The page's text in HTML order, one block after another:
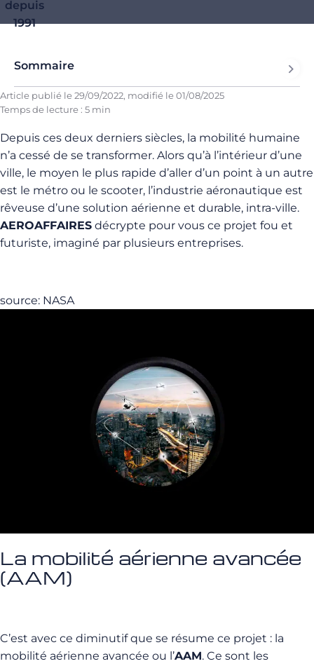
depuis
1991
Sommaire
Article publié le29/09/2022, modifié le01/08/2025
Temps de lecture : 5 min
Depuis ces deux derniers siècles, la mobilité humaine
n’a cessé de se transformer. Alors qu’à l’intérieur d’une
ville, le moyen le plus rapide d’aller d’un point à un autre
est le métro ou le scooter, l’industrie aéronautique est
rêveuse d’une solution aérienne et durable, intra-ville.
AEROAFFAIRES décrypte pour vous ce projet fou et
futuriste, imaginé par plusieurs entreprises.
source: NASA
La mobilité aérienne avancée
(AAM)
C’est avec ce diminutif que se résume ce projet : la
mobilité aérienne avancée ou l’AAM. Ce sont les